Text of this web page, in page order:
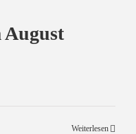
Weiterlesen